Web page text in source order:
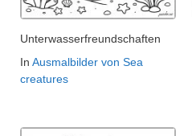
Unterwasserfreundschaften
In Ausmalbilder von Sea
creatures